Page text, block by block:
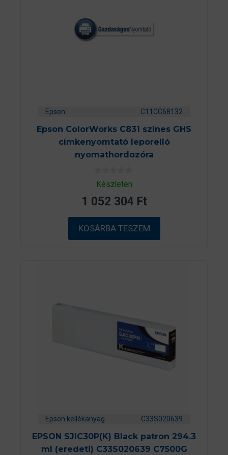
Epson C11CC68132
Epson ColorWorks C831 színes GHS
címkenyomtató leporelló
nyomathordozóra
0
a
5
b
ő
l
Készleten
1 052 304 Ft
KOSÁRBA TESZEM
Epson kellékanyag C33S020639
EPSON SJIC30P(K) Black patron 294.3
ml (eredeti) C33S020639 C7500G